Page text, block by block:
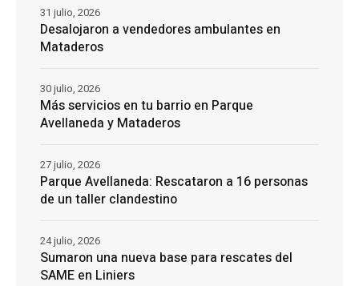
Desalojaron a vendedores ambulantes en
Mataderos
31 julio, 2026
Más servicios en tu barrio en Parque
Avellaneda y Mataderos
30 julio, 2026
Parque Avellaneda: Rescataron a 16 personas
de un taller clandestino
27 julio, 2026
Sumaron una nueva base para rescates del
SAME en Liniers
24 julio, 2026